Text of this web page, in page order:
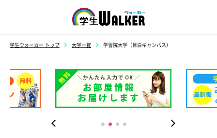
学生ウォーカー トップ 大学一覧 学習院大学（目白キャンパス）